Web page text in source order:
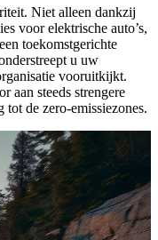
Niet alleen dankzij
voor elektrische auto’s,
toekomstgerichte
u uw
vooruitkijkt.
aan steeds strengere
tot de zero-emissiezones.